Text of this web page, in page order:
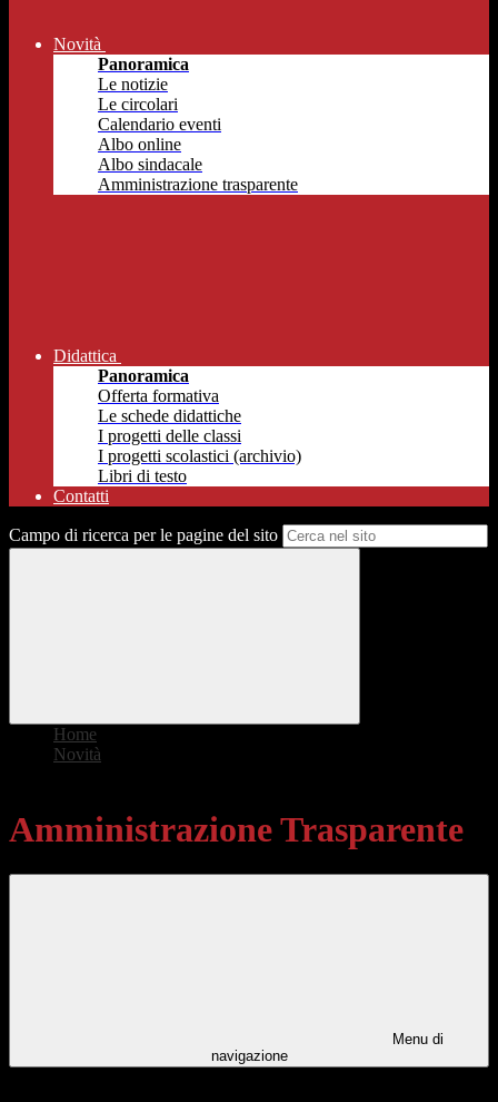
Novità
Panoramica
Le notizie
Le circolari
Calendario eventi
Albo online
Albo sindacale
Amministrazione trasparente
Didattica
Panoramica
Offerta formativa
Le schede didattiche
I progetti delle classi
I progetti scolastici (archivio)
Libri di testo
Contatti
Campo di ricerca per le pagine del sito
Home
Novità
Amministrazione Trasparente
Menu di
navigazione